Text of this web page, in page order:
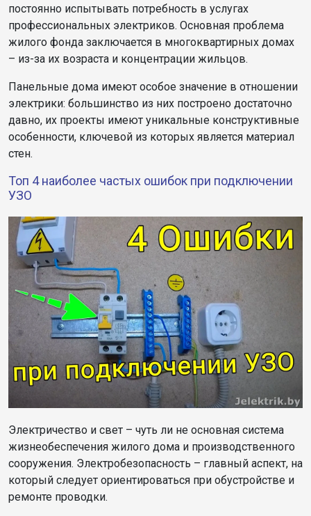
постоянно испытывать потребность в услугах
профессиональных электриков. Основная проблема
жилого фонда заключается в многоквартирных домах
– из-за их возраста и концентрации жильцов.
Панельные дома имеют особое значение в отношении
электрики: большинство из них построено достаточно
давно, их проекты имеют уникальные конструктивные
особенности, ключевой из которых является материал
стен.
Топ 4 наиболее частых ошибок при подключении
УЗО
Электричество и свет – чуть ли не основная система
жизнеобеспечения жилого дома и производственного
сооружения. Электробезопасность – главный аспект, на
который следует ориентироваться при обустройстве и
ремонте проводки.